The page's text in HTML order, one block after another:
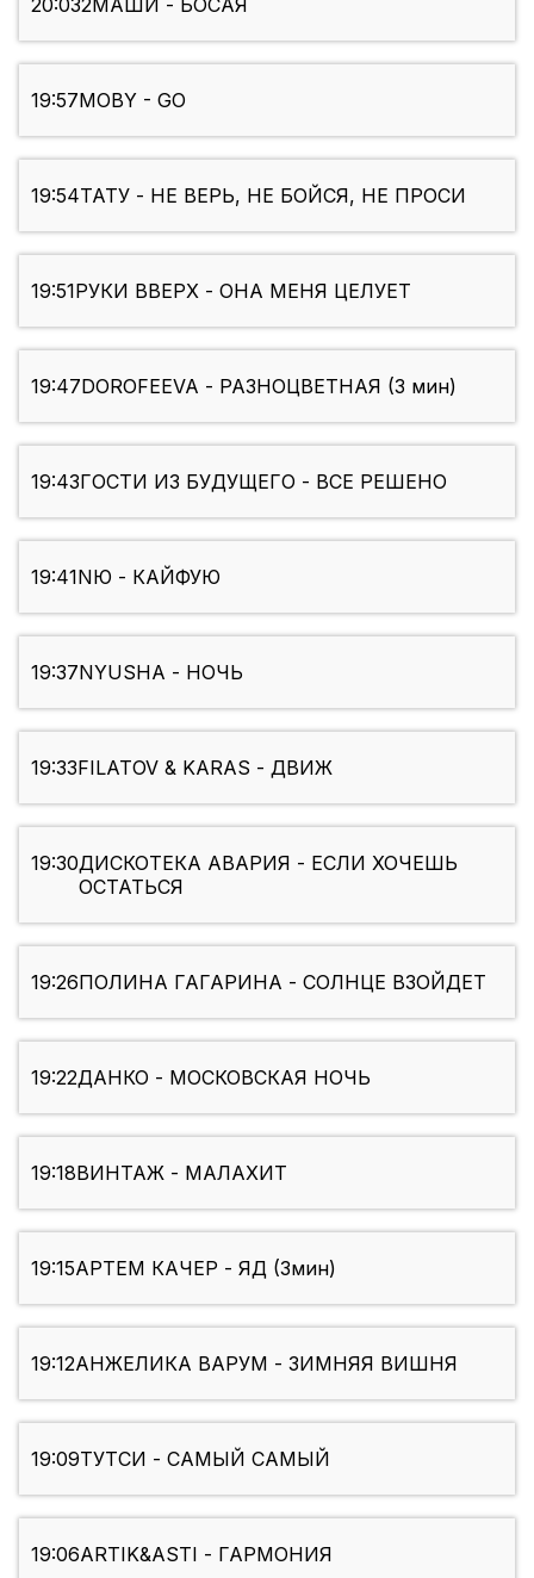
20:032МАШИ - БОСАЯ
19:57MOBY - GO
19:54ТАТУ - НЕ ВЕРЬ, НЕ БОЙСЯ, НЕ ПРОСИ
19:51РУКИ ВВЕРХ - ОНА МЕНЯ ЦЕЛУЕТ
19:47DOROFEEVA - РАЗНОЦВЕТНАЯ (3 мин)
19:43ГОСТИ ИЗ БУДУЩЕГО - ВСЕ РЕШЕНО
19:41NЮ - КАЙФУЮ
19:37NYUSHA - НОЧЬ
19:33FILATOV & KARAS - ДВИЖ
19:30ДИСКОТЕКА АВАРИЯ - ЕСЛИ ХОЧЕШЬ
ОСТАТЬСЯ
19:26ПОЛИНА ГАГАРИНА - СОЛНЦЕ ВЗОЙДЕТ
19:22ДАНКО - МОСКОВСКАЯ НОЧЬ
19:18ВИНТАЖ - МАЛАХИТ
19:15АРТЕМ КАЧЕР - ЯД (3мин)
19:12АНЖЕЛИКА ВАРУМ - ЗИМНЯЯ ВИШНЯ
19:09ТУТСИ - САМЫЙ САМЫЙ
19:06ARTIK&ASTI - ГАРМОНИЯ